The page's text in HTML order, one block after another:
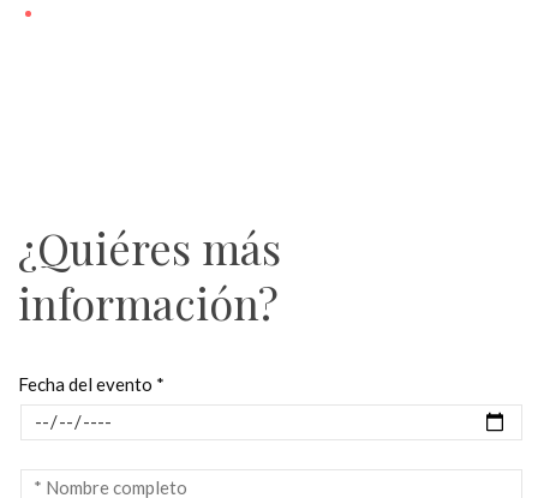
¿Quiéres más
información?
Fecha del evento *